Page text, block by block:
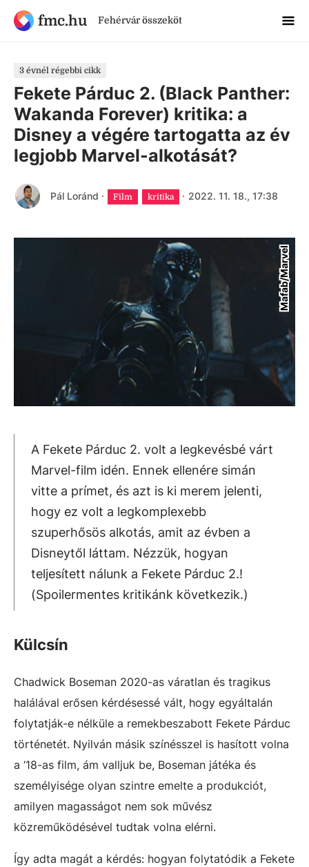
fmc.hu Fehérvár összeköt
3 évnél régebbi cikk
Fekete Párduc 2. (Black Panther:
Wakanda Forever) kritika: a
Disney a végére tartogatta az év
legjobb Marvel-alkotását?
Pál Loránd · Film kritika · 2022. 11. 18., 17:38
Mafab/Marvel
A Fekete Párduc 2. volt a legkevésbé várt
Marvel-film idén. Ennek ellenére simán
vitte a prímet, és azt is ki merem jelenti,
hogy ez volt a legkomplexebb
szuperhősös alkotás, amit az évben a
Disneytől láttam. Nézzük, hogyan
teljesített nálunk a Fekete Párduc 2.!
(Spoilermentes kritikánk következik.)
Külcsín
Chadwick Boseman 2020-as váratlan és tragikus
halálával erősen kérdésessé vált, hogy egyáltalán
folytatják-e nélküle a remekbeszabott Fekete Párduc
történetét. Nyilván másik színésszel is hasított volna
a ‘18-as film, ám valljuk be, Boseman játéka és
személyisége olyan szintre emelte a produkciót,
amilyen magasságot nem sok művész
közreműködésével tudtak volna elérni.
Így adta magát a kérdés: hogyan folytatódik a Fekete